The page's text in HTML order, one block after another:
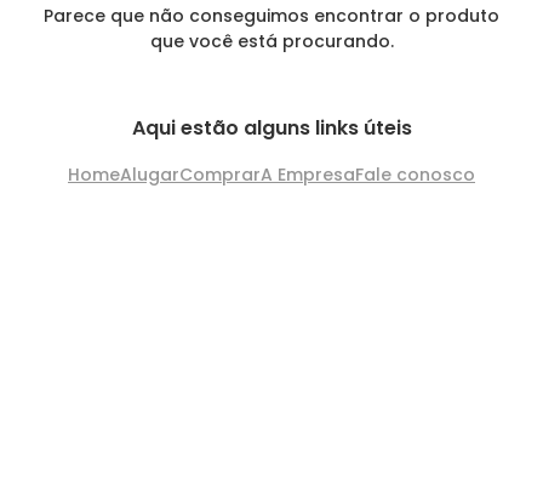
Parece que não conseguimos encontrar o produto
que você está procurando.
Aqui estão alguns links úteis
HomeAlugarComprarA EmpresaFale conosco